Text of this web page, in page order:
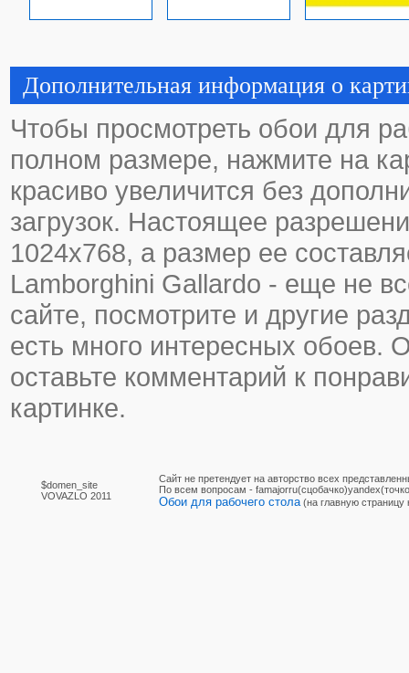
Дополнительная информация о
Чтобы просмотреть обои для
полном размере, нажмите на
красиво увеличится без
загрузок. Настоящее
1024х768, а размер ее
Lamborghini Gallardo - еще не
сайте, посмотрите и другие
есть много интересных обоев.
оставьте комментарий к
картинке.
$domen_site
VOVAZLO 2011
Сайт не претендует на авторство всех
По вcем вопросам -
Обои для рабочего стола (на главную страницу